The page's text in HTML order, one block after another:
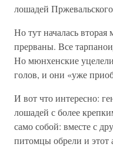
лошадей
Но тут началась
прерваны. Все
Но мюнхенские
голов, и они «уже
И вот что интересно:
лошадей с более
само собой: вместе с
питомцы обрели и этот